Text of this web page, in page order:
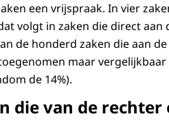
een vrijspraak. In vier
volgt in zaken die direct
de honderd zaken die aan
maar
de 14%).
die van de